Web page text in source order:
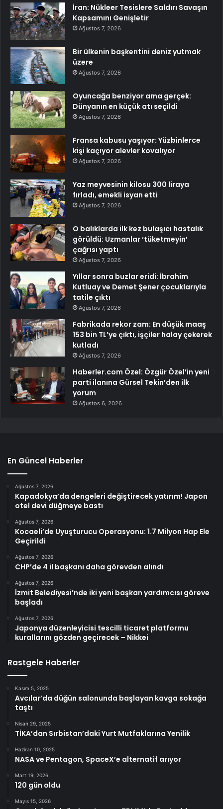
İran: Nükleer Tesislere Saldırı Savaşın
Kapsamını Genişletir
Ağustos 7, 2026
Bir ülkenin başkentini deniz yutmak
üzere
Ağustos 7, 2026
Oyuncağa benziyor ama gerçek:
Dünyanın en küçük atı seçildi
Ağustos 7, 2026
Fransa kabusu yaşıyor: Yüzbinlerce
kişi kaçıyor alevler kovalıyor
Ağustos 7, 2026
Yaz meyvesinin kilosu 300 liraya
fırladı, emekli isyan etti
Ağustos 7, 2026
O balıklarda ilk kez bulaşıcı hastalık
görüldü: Uzmanlar ‘tüketmeyin’
çağrısı yaptı
Ağustos 7, 2026
Yıllar sonra buzlar eridi: İbrahim
Kutluay ve Demet Şener çocuklarıyla
tatile çıktı
Ağustos 7, 2026
Fabrikada rekor zam: En düşük maaş
153 bin TL’ye çıktı, işçiler halay çekerek
kutladı
Ağustos 7, 2026
Haberler.com Özel: Özgür Özel’in yeni
parti ilanına Gürsel Tekin’den ilk
yorum
Ağustos 6, 2026
En Güncel Haberler
Ağustos 7, 2026
Kapadokya’da dengeleri değiştirecek yatırım! Japon
otel devi düğmeye bastı
Ağustos 7, 2026
Kocaeli’de Uyuşturucu Operasyonu: 1.7 Milyon Hap Ele
Geçirildi
Ağustos 7, 2026
CHP’de 4 il başkanı daha görevden alındı
Ağustos 7, 2026
İzmit Belediyesi’nde iki yeni başkan yardımcısı göreve
başladı
Ağustos 7, 2026
Japonya düzenleyicisi tescilli ticaret platformu
kurallarını gözden geçirecek – Nikkei
Rastgele Haberler
Kasım 5, 2025
Avcılar’da düğün salonunda başlayan kavga sokağa
taştı
Nisan 29, 2025
TİKA’dan Sırbistan’daki Yurt Mutfaklarına Yenilik
Haziran 10, 2025
NASA ve Pentagon, SpaceX’e alternatif arıyor
Mart 19, 2026
120 gün oldu
Mayıs 15, 2026